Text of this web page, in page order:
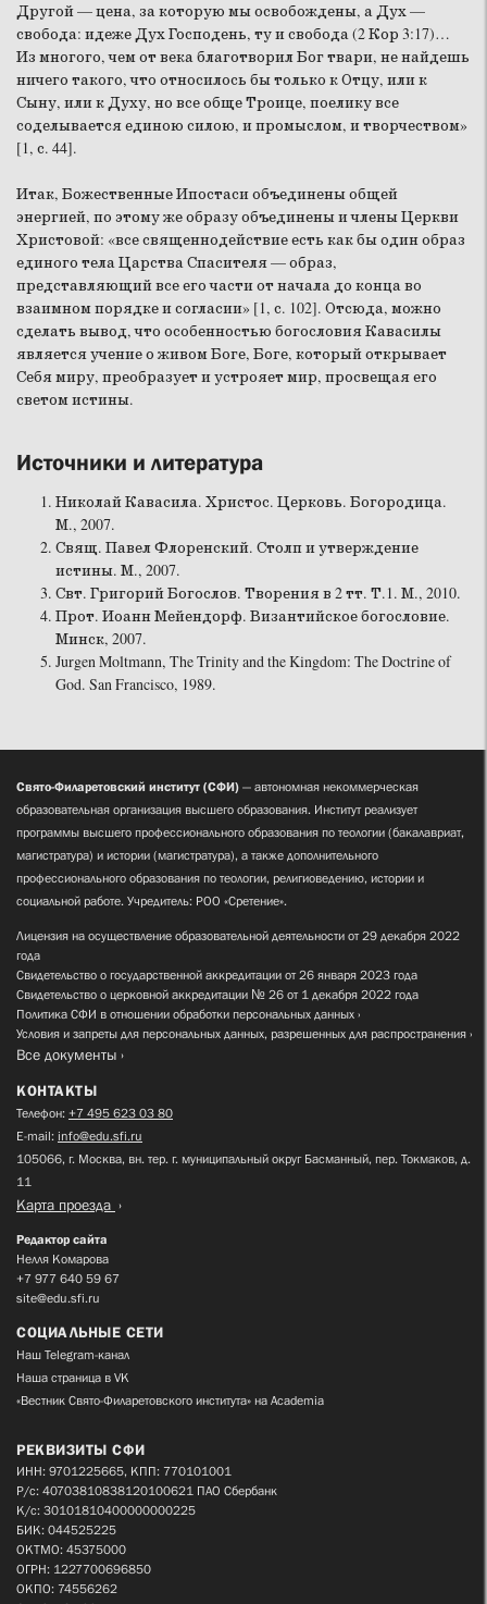
Другой — цена, за которую мы освобождены, а Дух —
свобода: идеже Дух Господень, ту и свобода (2 Кор 3:17)…
Из многого, чем от века благотворил Бог твари, не найдешь
ничего такого, что относилось бы только к Отцу, или к
Сыну, или к Духу, но все обще Троице, поелику все
соделывается единою силою, и промыслом, и творчеством»
[1, с. 44].
Итак, Божественные Ипостаси объединены общей
энергией, по этому же образу объединены и члены Церкви
Христовой: «все священнодействие есть как бы один образ
единого тела Царства Спасителя — образ,
представляющий все его части от начала до конца во
взаимном порядке и согласии» [1, с. 102]. Отсюда, можно
сделать вывод, что особенностью богословия Кавасилы
является учение о живом Боге, Боге, который открывает
Себя миру, преобразует и устрояет мир, просвещая его
светом истины.
Источники и литература
Николай Кавасила. Христос. Церковь. Богородица.
М., 2007.
Свящ. Павел Флоренский. Столп и утверждение
истины. М., 2007.
Свт. Григорий Богослов. Творения в 2 тт. Т.1. М., 2010.
Прот. Иоанн Мейендорф. Византийское богословие.
Минск, 2007.
Jurgen Moltmann, The Trinity and the Kingdom: The Doctrine of
God. San Francisco, 1989.
Свято-Филаретовский институт (СФИ) — автономная некоммерческая
образовательная организация высшего образования. Институт реализует
программы высшего профессионального образования по теологии (бакалавриат,
магистратура) и истории (магистратура), а также дополнительного
профессионального образования по теологии, религиоведению, истории и
социальной работе. Учредитель: РОО «Сретение».
Лицензия на осуществление образовательной деятельности от 29 декабря 2022
года
Свидетельство о государственной аккредитации от 26 января 2023 года
Свидетельство о церковной аккредитации № 26 от 1 декабря 2022 года
Политика СФИ в отношении обработки персональных данных
Условия и запреты для персональных данных, разрешенных для распространения
Все документы
КОНТАКТЫ
Телефон: +7 495 623 03 80
E-mail: info@edu.sfi.ru
105066, г. Москва, вн. тер. г. муниципальный округ Басманный, пер. Токмаков, д.
11
Карта проезда
Редактор сайта
Нелля Комарова
+7 977 640 59 67
site@edu.sfi.ru
СОЦИАЛЬНЫЕ СЕТИ
Наш Telegram-канал
Наша страница в VK
«Вестник Свято-Филаретовского института» на Academia
РЕКВИЗИТЫ СФИ
ИНН: 9701225665, КПП: 770101001
Р/с: 40703810838120100621 ПАО Сбербанк
К/с: 30101810400000000225
БИК: 044525225
ОКТМО: 45375000
ОГРН: 1227700696850
ОКПО: 74556262